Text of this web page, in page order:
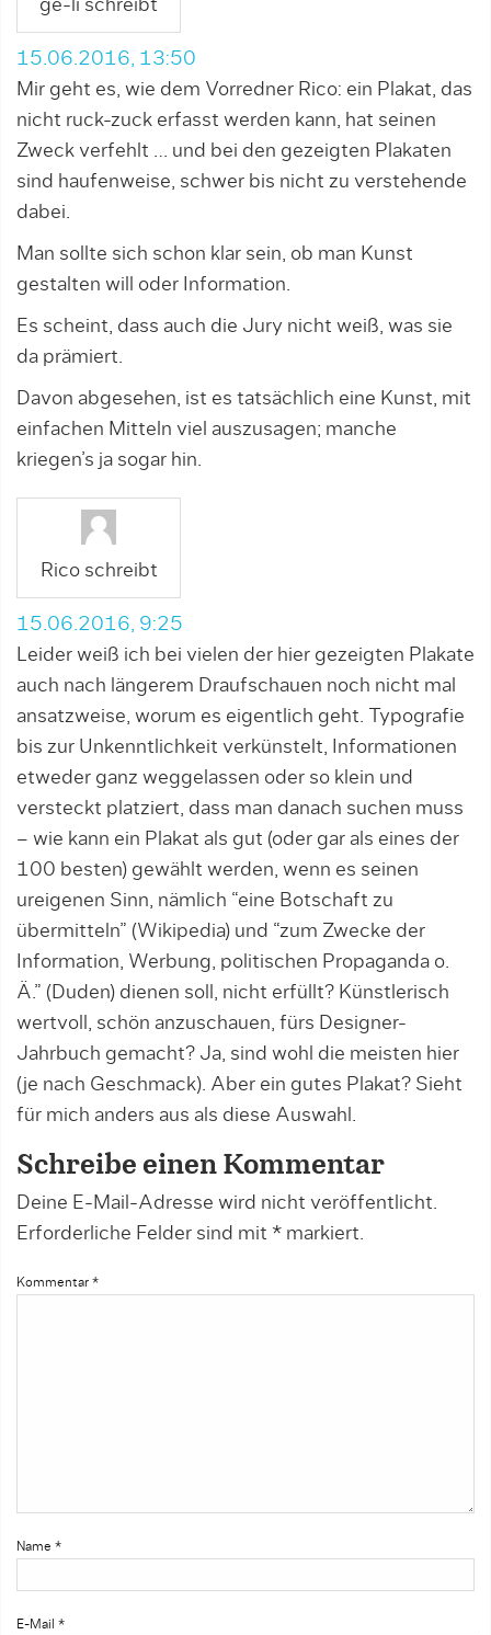
ge-li schreibt
15.06.2016, 13:50
Mir geht es, wie dem Vorredner Rico: ein Plakat, das
nicht ruck-zuck erfasst werden kann, hat seinen
Zweck verfehlt … und bei den gezeigten Plakaten
sind haufenweise, schwer bis nicht zu verstehende
dabei.
Man sollte sich schon klar sein, ob man Kunst
gestalten will oder Information.
Es scheint, dass auch die Jury nicht weiß, was sie
da prämiert.
Davon abgesehen, ist es tatsächlich eine Kunst, mit
einfachen Mitteln viel auszusagen; manche
kriegen’s ja sogar hin.
Rico schreibt
15.06.2016, 9:25
Leider weiß ich bei vielen der hier gezeigten Plakate
auch nach längerem Draufschauen noch nicht mal
ansatzweise, worum es eigentlich geht. Typografie
bis zur Unkenntlichkeit verkünstelt, Informationen
etweder ganz weggelassen oder so klein und
versteckt platziert, dass man danach suchen muss
– wie kann ein Plakat als gut (oder gar als eines der
100 besten) gewählt werden, wenn es seinen
ureigenen Sinn, nämlich “eine Botschaft zu
übermitteln” (Wikipedia) und “zum Zwecke der
Information, Werbung, politischen Propaganda o.
Ä.” (Duden) dienen soll, nicht erfüllt? Künstlerisch
wertvoll, schön anzuschauen, fürs Designer-
Jahrbuch gemacht? Ja, sind wohl die meisten hier
(je nach Geschmack). Aber ein gutes Plakat? Sieht
für mich anders aus als diese Auswahl.
Schreibe einen Kommentar
Deine E-Mail-Adresse wird nicht veröffentlicht.
Erforderliche Felder sind mit * markiert.
Kommentar *
Name *
E-Mail *